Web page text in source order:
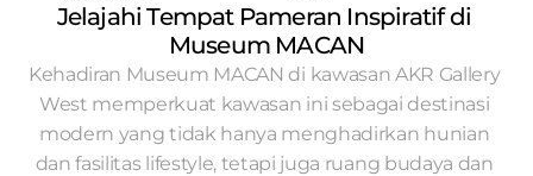
Jelajahi Tempat Pameran Inspiratif di
Museum MACAN
Kehadiran Museum MACAN di kawasan AKR Gallery
West memperkuat kawasan ini sebagai destinasi
modern yang tidak hanya menghadirkan hunian
dan fasilitas lifestyle, tetapi juga ruang budaya dan